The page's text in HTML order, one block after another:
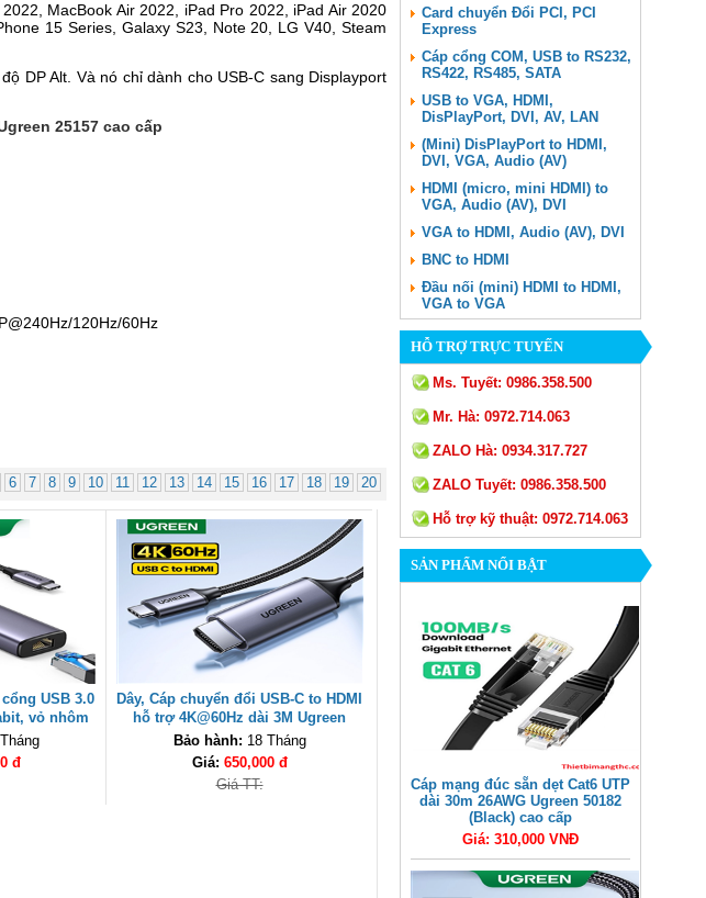
MacBook Air 2022, iPad Pro 2022, iPad Air 2020
15 Series, Galaxy S23, Note 20, LG V40, Steam
DP Alt. Và nó chỉ dành cho USB-C sang Displayport
25157 cao cấp
120Hz/60Hz
6 7 8 9 10 11 12 13 14 15 16 17 18 19 20
USB 3.0
vỏ nhôm
60600
đ
Dây, Cáp chuyển đổi USB-C to HDMI
hỗ trợ 4K@60Hz dài 3M Ugreen
50766 cao cấp
Bảo hành: 18 Tháng
Giá: 650,000 đ
Giá TT:
Card chuyển Đổi PCI, PCI
Express
Cáp cổng COM, USB to RS232,
RS422, RS485, SATA
USB to VGA, HDMI,
DisPlayPort, DVI, AV, LAN
(Mini) DisPlayPort to HDMI,
DVI, VGA, Audio (AV)
HDMI (micro, mini HDMI) to
VGA, Audio (AV), DVI
VGA to HDMI, Audio (AV), DVI
BNC to HDMI
Đầu nối (mini) HDMI to HDMI,
VGA to VGA
HỖ TRỢ TRỰC TUYẾN
Ms. Tuyết: 0986.358.500
Mr. Hà: 0972.714.063
ZALO Hà: 0934.317.727
ZALO Tuyết: 0986.358.500
Hỗ trợ kỹ thuật: 0972.714.063
SẢN PHẨM NỔI BẬT
Cáp mạng đúc sẵn dẹt Cat6 UTP
dài 30m 26AWG Ugreen 50182
(Black) cao cấp
Giá: 310,000 VNĐ